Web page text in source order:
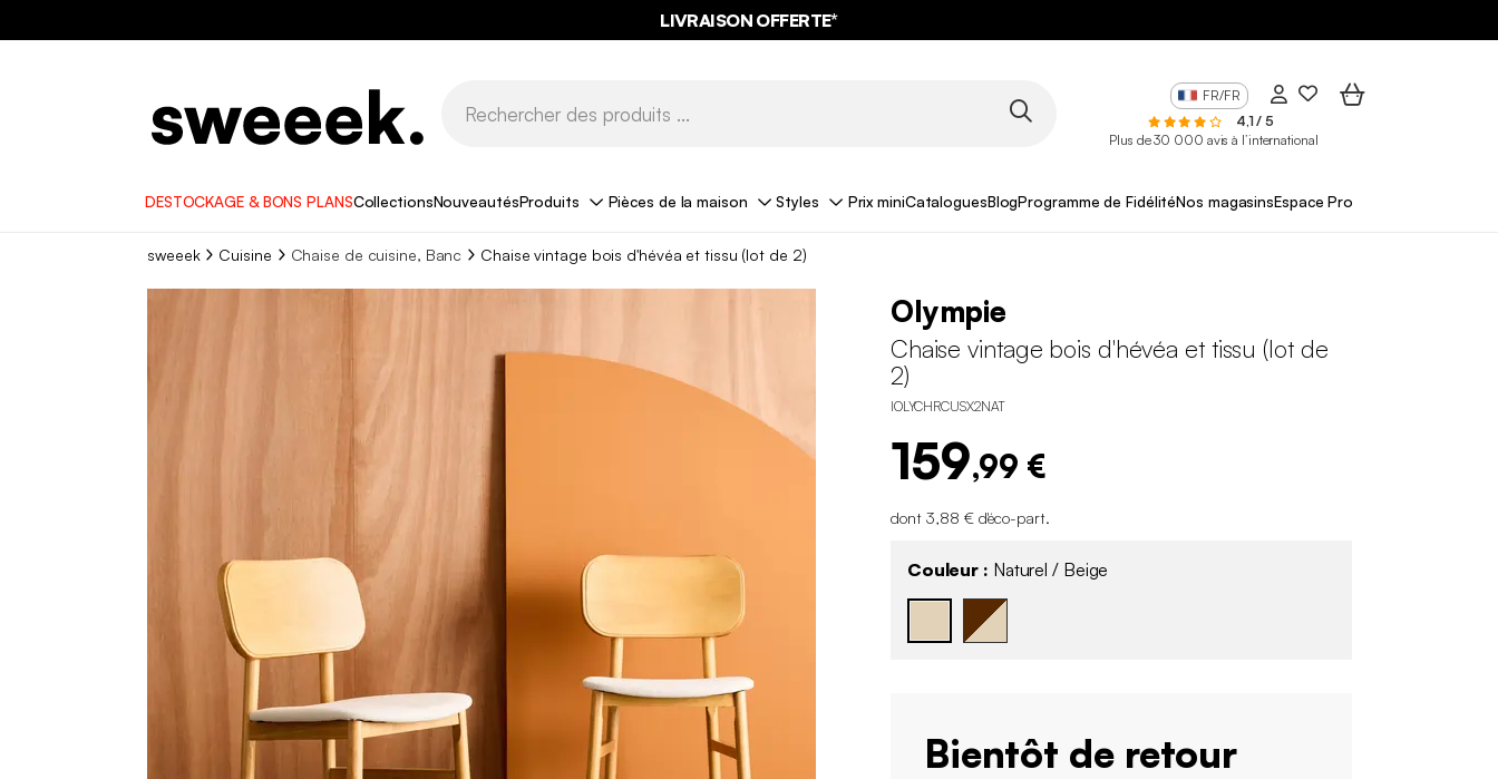
LIVRAISON OFFERTE*
FR/FR
4,1 / 5
Plus de 30 000 avis à l’international
DESTOCKAGE & BONS PLANSCollectionsNouveautésProduits Pièces de la maison Styles Prix miniCataloguesBlogProgramme de FidélitéNos magasinsEspace Pro
sweeek Cuisine Chaise de cuisine, Banc Chaise vintage bois d'hévéa et tissu (lot de 2)
Olympie
Chaise vintage bois d'hévéa et tissu (lot de
2)
IOLYCHRCUSX2NAT
159,99 €
dont 3,88 € d'éco-part.
Couleur : Naturel / Beige
Bientôt de retour